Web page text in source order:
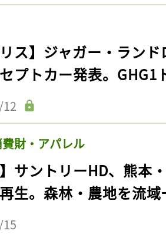
リス】ジャガー・ラン
プトカー発表。GHG1
財・アパレル
】サントリーHD、熊本
生。森林・農地を流